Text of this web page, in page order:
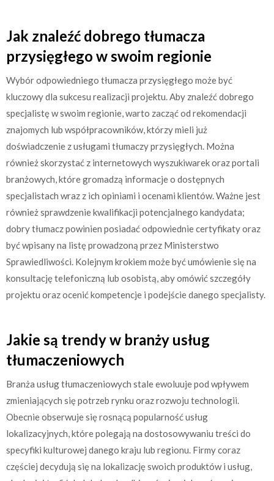
Jak znaleźć dobrego tłumacza
przysięgłego w swoim regionie
Wybór odpowiedniego tłumacza przysięgłego może być
kluczowy dla sukcesu realizacji projektu. Aby znaleźć dobrego
specjalistę w swoim regionie, warto zacząć od rekomendacji
znajomych lub współpracowników, którzy mieli już
doświadczenie z usługami tłumaczy przysięgłych. Można
również skorzystać z internetowych wyszukiwarek oraz portali
branżowych, które gromadzą informacje o dostępnych
specjalistach wraz z ich opiniami i ocenami klientów. Ważne jest
również sprawdzenie kwalifikacji potencjalnego kandydata;
dobry tłumacz powinien posiadać odpowiednie certyfikaty oraz
być wpisany na listę prowadzoną przez Ministerstwo
Sprawiedliwości. Kolejnym krokiem może być umówienie się na
konsultację telefoniczną lub osobistą, aby omówić szczegóły
projektu oraz ocenić kompetencje i podejście danego specjalisty.
Jakie są trendy w branży usług
tłumaczeniowych
Branża usług tłumaczeniowych stale ewoluuje pod wpływem
zmieniających się potrzeb rynku oraz rozwoju technologii.
Obecnie obserwuje się rosnącą popularność usług
lokalizacyjnych, które polegają na dostosowywaniu treści do
specyfiki kulturowej danego kraju lub regionu. Firmy coraz
częściej decydują się na lokalizację swoich produktów i usług,